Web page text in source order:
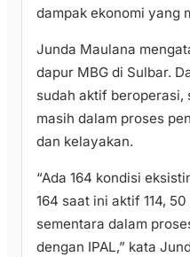
dampak ekonomi yang
Junda Maulana
dapur MBG di Sulbar.
sudah aktif beroperasi,
masih dalam proses
dan kelayakan.
“Ada 164 kondisi
164 saat ini aktif 114,
sementara dalam
dengan IPAL,” kata